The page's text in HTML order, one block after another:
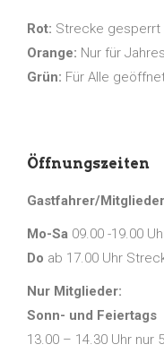
Rot: Strecke gesperrt
Orange: Nur für
Grün: Für Alle
Öffnungszeiten
Gastfahrer/
Mo-Sa 09.00 -19.00
Do ab 17.00 Uhr
Nur Mitglieder:
Sonn- und Feiertags
13.00 – 14.30 Uhr nur